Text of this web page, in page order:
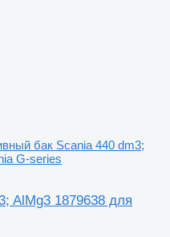
бак Scania 440 dm3;
G-series
AlMg3 1879638 для